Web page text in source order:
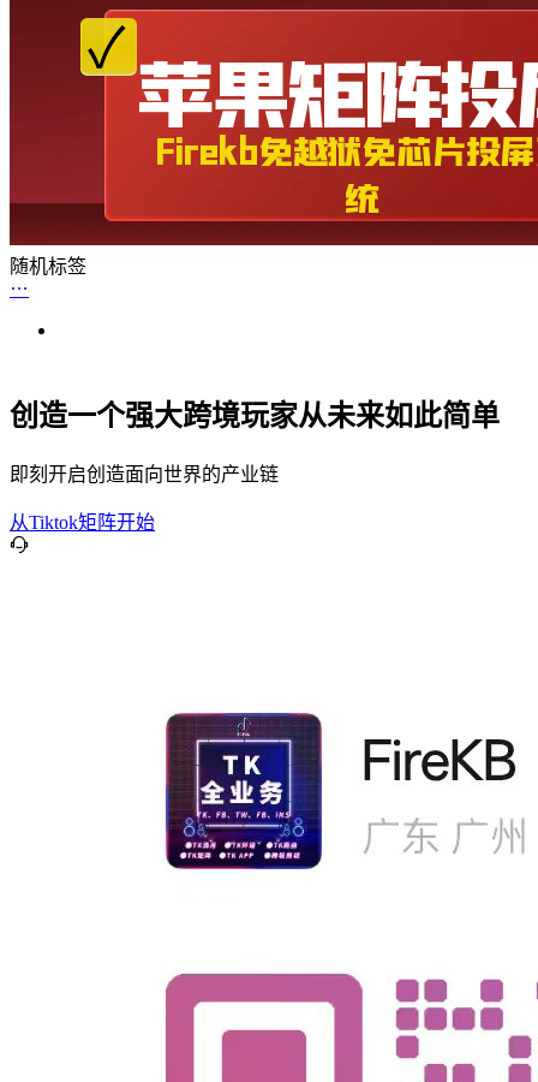
随机标签
创造一个强大跨境玩家从未来如此简单
即刻开启创造面向世界的产业链
从Tiktok矩阵开始